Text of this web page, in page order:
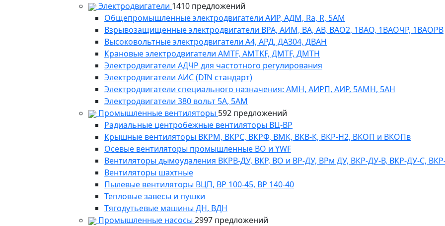
Электродвигатели 1410 предложений
Общепромышленные электродвигатели АИР, АДМ, Ra, R, 5AM
Взрывозащищенные электродвигатели ВРА, АИМ, ВА, АВ, ВАO2, 1ВАО, 1ВАОЧР, 1ВАОРВ
Высоковольтные электродвигатели A4, АРД, ДАЗ04, ДВАН
Крановые электродвигатели AMTF, AMTKF, ДMTF, ДМТН
Электродвигатели АДЧР для частотного регулирования
Электродвигатели АИС (DIN стандарт)
Электродвигатели специального назначения: АМН, АИРП, АИР, 5АМН, 5АН
Электродвигатели 380 вольт 5А, 5АМ
Промышленные вентиляторы 592 предложений
Радиальные центробежные вентиляторы ВЦ-ВР
Крышные вентиляторы ВКРМ, ВКРС, ВКРФ, ВМК, ВКВ-К, ВКР-Н2, ВКОП и ВКОПв
Осевые вентиляторы промышленные ВО и YWF
Вентиляторы дымоудаления ВКРВ-ДУ, ВКР, ВО и ВР-ДУ, ВРм ДУ, ВКР-ДУ-В, ВКР-ДУ-С,
Вентиляторы шахтные
Пылевые вентиляторы ВЦП, ВР 100-45, ВР 140-40
Тепловые завесы и пушки
Тягодутьевые машины ДН, ВДН
Промышленные насосы 2997 предложений